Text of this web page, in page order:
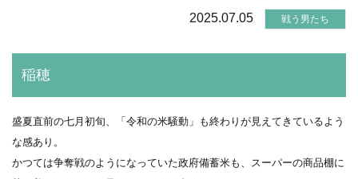
2025.07.05 戦う男たち
稲穂
盛夏直前の七月初旬、「令和の米騒動」も終わりが見えてきているよう
な感あり。
かつては争奪戦のようになっていた政府備蓄米も、スーパーの商品棚に